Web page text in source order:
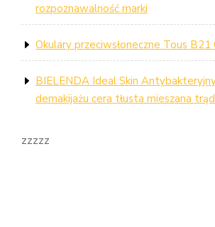
rozpoznawalność marki
Okulary przeciwsłoneczne Tous
BIELENDA Ideal Skin
demakijażu cera tłusta mieszana
zzzzz